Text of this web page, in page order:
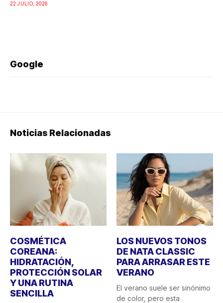
22 JULIO, 2026
Google
Noticias Relacionadas
COSMÉTICA
COREANA:
HIDRATACIÓN,
PROTECCIÓN SOLAR
Y UNA RUTINA
SENCILLA
LOS NUEVOS TONOS
DE NATA CLASSIC
PARA ARRASAR ESTE
VERANO
El verano suele ser sinónimo
de color, pero esta